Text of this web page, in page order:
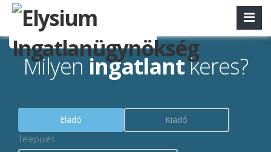
Milyeningatlantkeres?
Eladó
Kiadó
Település